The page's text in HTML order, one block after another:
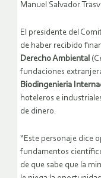
Manuel Salvador
El presidente del
de haber recibido
Derecho Ambiental
fundaciones
Biodingenieria
hoteleros e
de dinero.
“Este personaje dice
fundamentos
de que sabe que la